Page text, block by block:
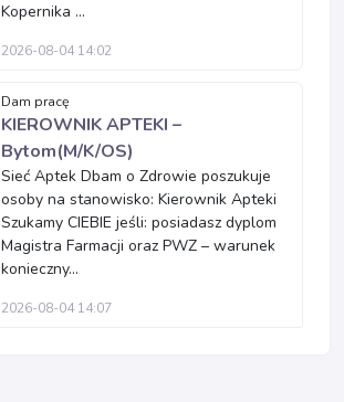
Kopernika ...
2026-08-04 14:02
Dam pracę
KIEROWNIK APTEKI –
Bytom(M/K/OS)
Sieć Aptek Dbam o Zdrowie poszukuje
osoby na stanowisko: Kierownik Apteki
Szukamy CIEBIE jeśli: posiadasz dyplom
Magistra Farmacji oraz PWZ – warunek
konieczny...
2026-08-04 14:07